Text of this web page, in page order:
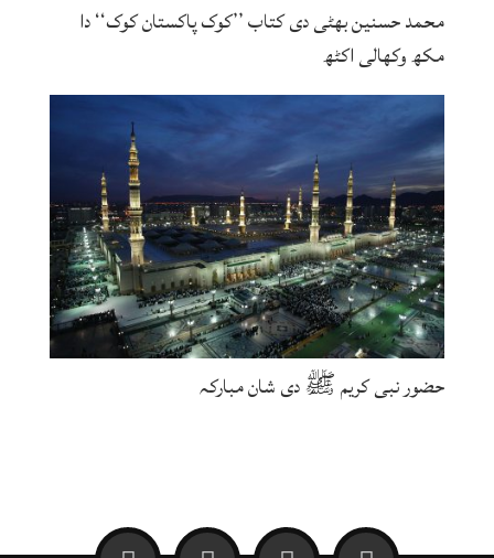
محمد حسنین بھٹی دی کتاب ’’کوک پاکستان کوک‘‘ دا
مکھ وکھالی اکٹھ
حضور نبی کریم ﷺ دی شان مبارکہ